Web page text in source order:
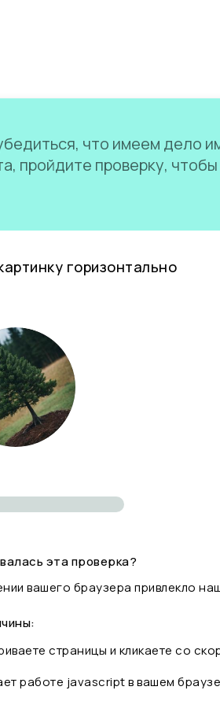
что имеем дело
пройдите проверку,
горизонтально
эта проверка?
вашего браузера привлекло
страницы и кликаете со
работе javascript в вашем